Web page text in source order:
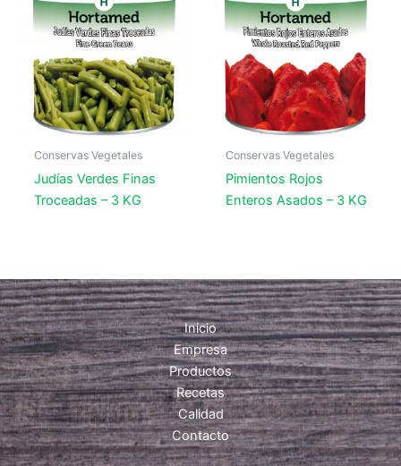
Conservas Vegetales
Judías Verdes Finas
Troceadas – 3 KG
Conservas Vegetales
Pimientos Rojos
Enteros Asados – 3 KG
Inicio
Empresa
Productos
Recetas
Calidad
Contacto